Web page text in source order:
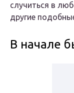
случиться в
другие
В начале